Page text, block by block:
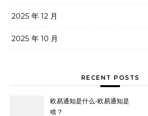
2025 年 12 月
2025 年 10 月
RECENT POSTS
欧易通知是什么-欧易通知是
啥？